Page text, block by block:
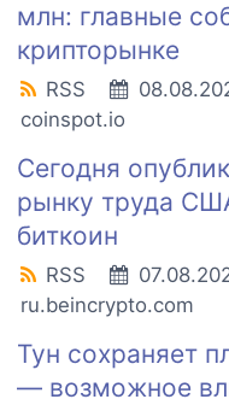
млн: главные
крипторынке
RSS
coinspot.io
Сегодня
рынку труда
биткоин
RSS
ru.beincrypto.com
Тун сохраняет
— возможное